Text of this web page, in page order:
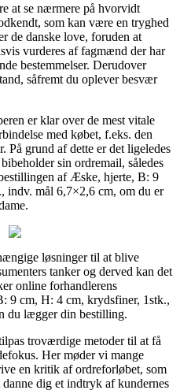
at se nærmere på hvorvidt
som kan være en tryghed
de danske love, foruden at
vurderes af fagmænd der har
bestemmelser. Derudover
såfremt du oplever besvær
er klar over de mest vitale
med købet, f.eks. den
På grund af dette er det ligeledes
sin ordremail, således
af Æske, hjerte, B: 9
indv. mål 6,7×2,6 cm, om du er
løsninger til at blive
tanker og derved kan det
online forhandlerens
9 cm, H: 4 cm, krydsfiner, 1stk.,
du lægger din bestilling.
troværdige metoder til at få
Her møder vi mange
en kritik af ordreforløbet, som
dig et indtryk af kundernes